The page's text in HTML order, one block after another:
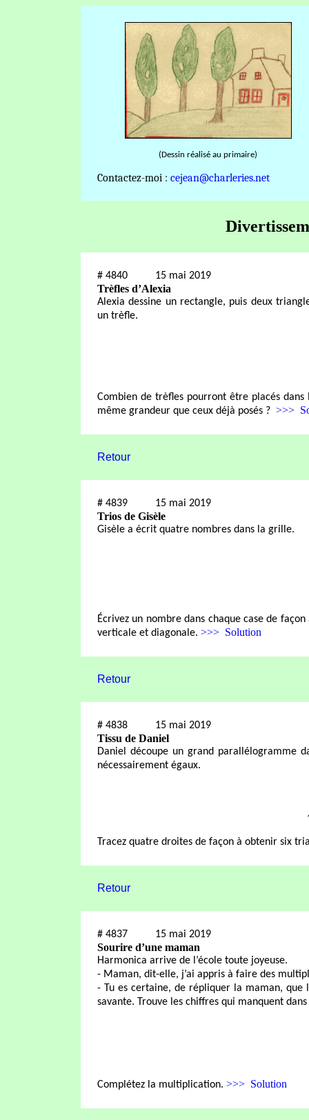
(Dessin réalisé au primaire)
Contactez-moi : cejean@charleries.net
# 4840 15 mai 2019
Trèfles d’Alexia
Alexia dessine un rectangle, puis deux
un trèfle.
Combien de trèfles pourront être placés
même grandeur que ceux déjà posés ? >>>
Retour
# 4839 15 mai 2019
Trios de Gisèle
Gisèle a écrit quatre nombres dans la grille.
Écrivez un nombre dans chaque case de
verticale et diagonale. >>> Solution
Retour
# 4838 15 mai 2019
Tissu de Daniel
Daniel découpe un grand parallélogramme
nécessairement égaux.
Tracez quatre droites de façon à obtenir six
Retour
# 4837 15 mai 2019
Sourire d’une maman
Harmonica arrive de l’école toute joyeuse.
- Maman, dit-elle, j’ai appris à faire des
- Tu es certaine, de répliquer la maman, que
savante. Trouve les chiffres qui manquent
Complétez la multiplication. >>> Solution